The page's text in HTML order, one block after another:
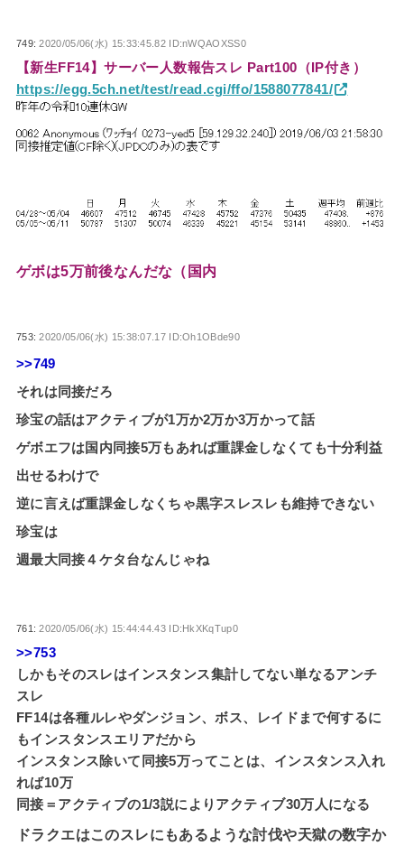
749:2020/05/06(水) 15:33:45.82 ID:nWQAOXSS0
【新生FF14】サーバー人数報告スレ Part100（IP付き）
https://egg.5ch.net/test/read.cgi/ffo/1588077841/
ゲボは5万前後なんだな（国内
753:2020/05/06(水) 15:38:07.17 ID:Oh1OBde90
>>749
それは同接だろ
珍宝の話はアクティブが1万か2万か3万かって話
ゲボエフは国内同接5万もあれば重課金しなくても十分利益
出せるわけで
逆に言えば重課金しなくちゃ黒字スレスレも維持できない
珍宝は
週最大同接４ケタ台なんじゃね
761:2020/05/06(水) 15:44:44.43 ID:HkXKqTup0
>>753
しかもそのスレはインスタンス集計してない単なるアンチ
スレ
FF14は各種ルレやダンジョン、ボス、レイドまで何するに
もインスタンスエリアだから
インスタンス除いて同接5万ってことは、インスタンス入れ
れば10万
同接＝アクティブの1/3説によりアクティブ30万人になる
ドラクエはこのスレにもあるような討伐や天獄の数字か